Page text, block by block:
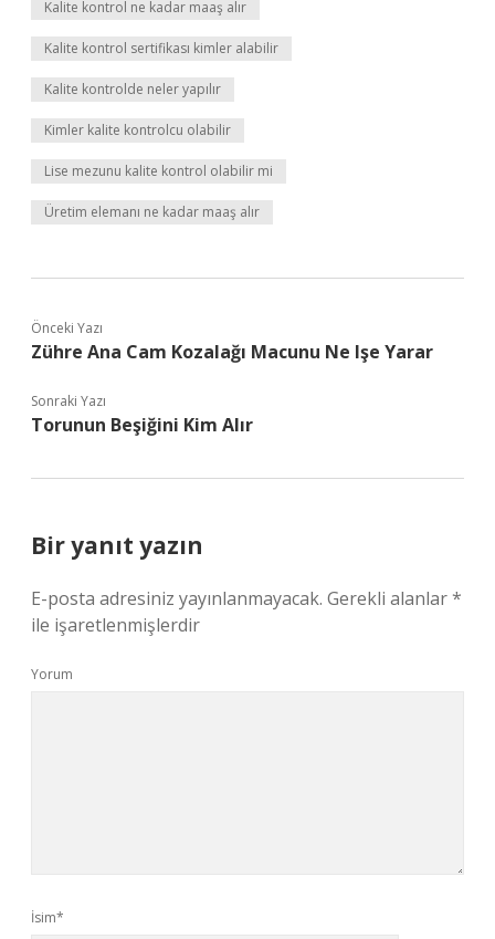
Kalite kontrol ne kadar maaş alır
Kalite kontrol sertifikası kimler alabilir
Kalite kontrolde neler yapılır
Kimler kalite kontrolcu olabilir
Lise mezunu kalite kontrol olabilir mi
Üretim elemanı ne kadar maaş alır
Önceki Yazı
Zühre Ana Cam Kozalağı Macunu Ne Işe Yarar
Sonraki Yazı
Torunun Beşiğini Kim Alır
Bir yanıt yazın
E-posta adresiniz yayınlanmayacak. Gerekli alanlar*
ile işaretlenmişlerdir
Yorum
İsim*